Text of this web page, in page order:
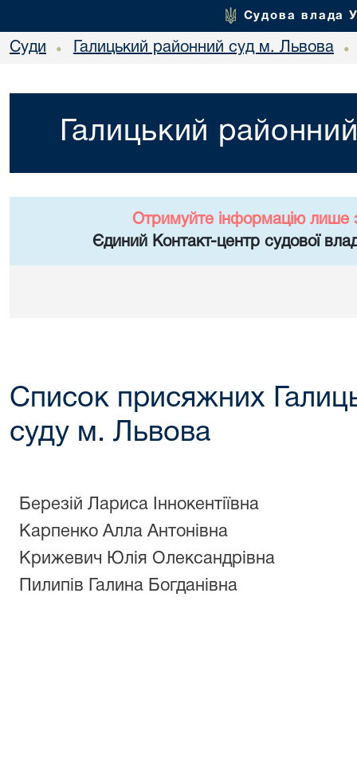
Судова влада
Суди • Галицький районний суд м. Львова •
Галицький
Отримуйте інформацію лише
Єдиний Контакт-центр судової
Список присяжних
суду м. Львова
Березій Лариса Іннокентіївна
Карпенко Алла Антонівна
Крижевич Юлія Олександрівна
Пилипів Галина Богданівна